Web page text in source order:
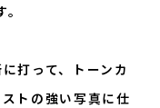
打って、トーンカ
トの強い写真に仕